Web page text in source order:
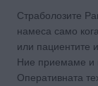
Страболозите
намеса само
или пациентите
Ние приемаме и
Оперативната